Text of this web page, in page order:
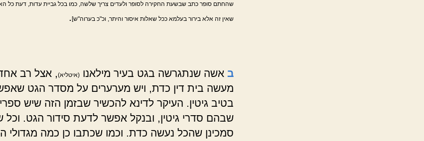
שהחתם סופר כתב שבשעת החקירה לסופר ולעדים צריך שלשה, כמו בכל גביית עדות, דעת כל
שאין זה אלא בירור בעלמא ככל שאלות איסור והיתר, וכ"כ בערוה"ש] .
ב אשה שנתגרשה בגט בעיר מילאנו (איטליא)
, אצל רב
מעשה בית דין כדת, ויש מערערים על מסדר הגט
בטיב גיטין. העיקר לדינא להכשיר שבזמן הזה שיש
שבהם סדרי גיטין, ובנקל אפשר לדעת סידור הגט. וכל
סמכינן שהכל נעשה כדת. וכמו שכתבו כן כמה מגדולי